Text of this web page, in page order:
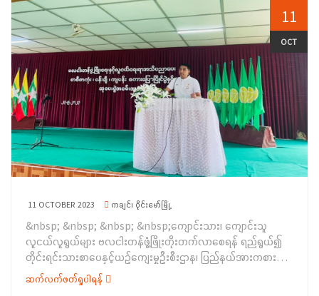
ခန့်ထားရေးဆိုင်ရာ ကိစ္စရပ်များနှင့် လုပ်ငန်းဆောင်ရွက်နေမှုများအား
လည်းကောင်း၊ ပတ်ဝန်းကျင်ထိန်းသိမ်းရေးဦးစီးဌာန၊&nbsp;
လက်ထောက်ညွှန်ကြားရေးမှူး ဦးမျိုးအောင်ကျော် က ပတ်ဝန်းကျင်
ထိန်းသိမ်းရေးဆိုင်ရာများကိုလည်းကောင်း၊ တိုင်းရင်းသား
အခွင့်အရေးများကာကွယ် စောင့်ရှောက်ရေးဦးစီးဌာန၊&nbsp; ဦးစီး
အရာရှိ ဒေါ်ရွယ်ဆိုင်းက တိုင်းရင်းသားလူမျိုးများ၏အခွင့်အရေး ကာ
ကွယ်စောင့်ရှောက်သည့် ဥပဒေ၊ နည်းဥပဒေများအကြောင်း၊ အမုန်း
စကားနှင့် အကြမ်းဖက်မှု ဖြစ်စေရန် လှုံ့ဆော်မှုကို တားဆီးရေးဆိုင်ရာ
ကိစ္စရပ်များ၊ လူမျိုးပြုန်းတီးမှု တားဆီးရေးနှင့် ပြစ်ဒဏ် ပေးရေး
နိုင်ငံတကာ သဘောတူစာချုပ်ပါ လိုက်နာဆောင်ရွက်ရန် အချက်များ
နှင့် စစ်တမ်းကောက်ယူခြင်းဆိုင်ရာ အချက်အလက်များအား ရှင်းလင်း
တိုင်းရင်းသားအခွင့်အရေးများကာကွယ်စောင့်ရှောက်ရေးဦးစီးဌာန၊
ကချင်ပြည်နယ် ၊ ညွှန်ကြားရေးမှူးရုံးမှဝန်ထမ်းများက ရပ်ရွာအခြေပြု
အသက်မွေး ဝမ်းကျောင်းပညာလိုအပ်ချက်တို့ကို ဆန်းစစ်စီမံခြင်း
စစ်တမ်းမေးခွန်းလွှာများကိုကောက်ယူခဲ့ရာ ဒေသခံ
တိုင်းရင်းသား(၇၅)ဦးတို့မှ ဖြေဆိုခဲ့ကြပါသည်။ အဆိုပါ အခမ်း အနား
သို့ပြည်နယ်အဆင့်ဌာနဆိုင်ရာတာဝန်ရှိသူများ၊ တိုင်းရင်းသားစာပေနှင့်
ပါသည်။&nbsp;အခမ်းအနားတွင် တိုင်းဒေသကြီးအစိုးရအဖွဲ့ဝင်
တိုင်းရင်းသားရေးရာဝန်ကြီး ဦးစောမာတင်လူသာက အဖွင့်အမှာ
စကားပြောကြားခဲ့ပါသည်။ ဆက်လက်၍ ပတ်ဝန်းကျင်ထိန်းသိမ်းရေး
ဦးစီးဌာနမှ ညွှန်ကြားရေးမှူး ဦးဇော်မင်းအုန်းက ပတ်ဝန်းကျင်
ထိန်းသိမ်းရေးဆိုင်ရာ အကြောင်းအရာများကိုလည်းကောင်း၊
လူမှုဝန်ထမ်းဦးစီးဌာနမှ ညွှန်ကြားရေးမှူး ဒေါ်ဆွေဆွေလင်းက
နိုင်ငံသားအခွင့်အရေး၊ ကလေးသူငယ်အခွင့်အရေး၊ အမျိုးသမီး
အခွင့်အရေး၊ လူ့အခွင့်အရေးများနှင့် လူမှုဝန်ထမ်းဦးစီးဌာန၏
လုပ်ငန်းဆောင်ရွက်နေမှုများအားလည်းကောင်း၊ တိုင်းရင်းသားအခွင့်
အရေးများကာကွယ်စောင့်ရှောက်ရေးဦးစီးဌာန၊ တနင်္သာရီတိုင်းဒေသ
ကြီးညွှန်ကြားရေးမှူးရုံးမှ ညွှန်ကြားရေးမှူးဦးသန်းနိုင်က တိုင်းရင်းသား
နည်းဥပဒေများနှင့် တိုင်းရင်းသားလူမျိုးများ၏ ဒြပ်ရှိ၊ ဒြပ်မဲ့
ရပ်များကိုလည်းကောင်း အသီးသီးရှင်းလင်း ပြောကြားခဲ့ပါသည်။
&nbsp;&nbsp;ထို့နောက် တိုင်းရင်းသားအခွင့်အရေးများကာကွယ်
စောင့်ရှောက်ရေးဦးစီးဌာန၊ တနင်္သာရီတိုင်းဒေသကြီးညွှန်ကြားရေးမှူး
ရုံးမှ ညွှန်ကြားရေးမှူး ဦးသန်းနိုင်က ရပ်ရွာအခြေပြု
11
OCT
11 OCTOBER 2023 ကချင်၊ ဝိုင်းမော်မြို့
&nbsp; &nbsp; &nbsp; &nbsp;ကျောင်းသား၊ ကျောင်းသူ
လူငယ်လူရွယ်များ ဗလငါးတန်ဖွံ့ဖြိုးတိုးတက်လာစေရန် ရည်ရွယ်၍
တိုင်းရင်းသားစာပေနှင့်ယဉ်ကျေးမှုဦးစီးဌာန၊ ပြည်နယ်အားကစားနှင့်
ကာယပညာဦးစီးဌာန၊ ပြန်ကြား ရေးနှင့်ပြည်သူ့ဆက်ဆံရေးဦးစီးဌာန၊
ဝိုင်းမော်မြို့နယ်ရဲတပ်ဖွဲ့၊ ကချင်ပြည်နယ်စာကြည့်တိုက်များ ဖောင်ဒေး
ဆက်လက်ဖတ်ရှုပါရန်